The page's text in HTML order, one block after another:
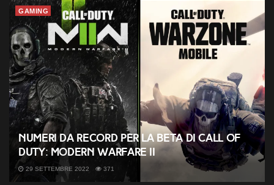
GAMING
Numeri da record per la beta di Call of
Duty: Modern Warfare II
29 SETTEMBRE 2022 371